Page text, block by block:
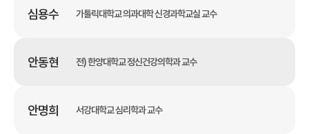
심용수 가톨릭대학교 의과대학 신경과학교실 교수
안동현 전) 한양대학교 정신건강의학과 교수
안명희 서강대학교 심리학과 교수